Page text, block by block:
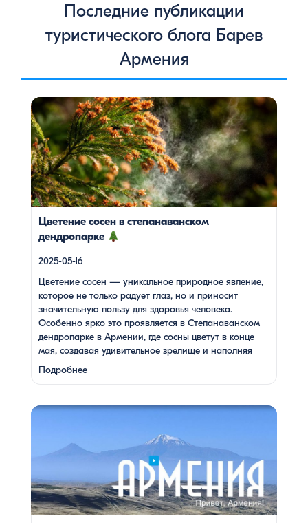
Последние публикации
туристического блога Барев
Армения
Цветение сосен — уникальное природное явление,
которое не только радует глаз, но и приносит
значительную пользу для здоровья человека. Особенно
ярко это проявляется в Степанаванском дендропарке в
Армении, где сосны цветут в конце мая, создавая
удивительное зрелище и наполняя воздух целебными
веществами.Степанаванский дендропарк: жемчужина
Лорийской области Степанаванский дендропарк, также
Цветение сосен в степанаванском
дендропарке
2025-05-16
Цветение сосен — уникальное природное явление,
которое не только радует глаз, но и приносит
значительную пользу для здоровья человека.
Особенно ярко это проявляется в Степанаванском
дендропарке в Армении, где сосны цветут в конце
мая, создавая удивительное зрелище и наполняя
воздух целебными веществами.
дендропарк: жемчужина Лорийской области
«Сочут» (в …
Подробнее
Одна из туристок, вдохновившись поездкой с Barev
через кадры и музыку атмосферу нашей страны. В этом
видео – живые эмоции, кадры фантастической красоты
монастырей, захватывающие виды гор и долин, тепло и
душевность местных жителей, готовка и дегустация
блюд. Путешествие под завораживающие мелодии
дудука Дживана Гаспаряна стало настоящим